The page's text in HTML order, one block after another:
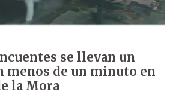
se llevan un
menos de un minuto en
la Mora